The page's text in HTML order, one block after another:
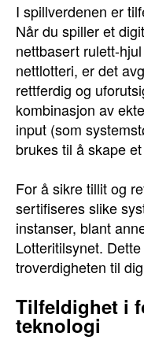
I spillverdenen er
Når du spiller et
nettbasert rulett-
nettlotteri, er det
rettferdig og
kombinasjon av
input (som
brukes til å skape
For å sikre tillit og
sertifiseres slike
instanser, blant
Lotteritilsynet.
troverdigheten til
Tilfeldighet i
teknologi